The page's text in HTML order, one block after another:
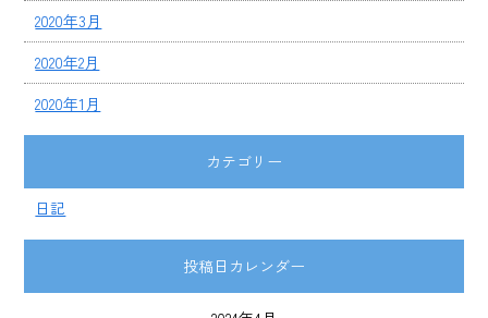
2020年3月
2020年2月
2020年1月
カテゴリー
日記
投稿日カレンダー